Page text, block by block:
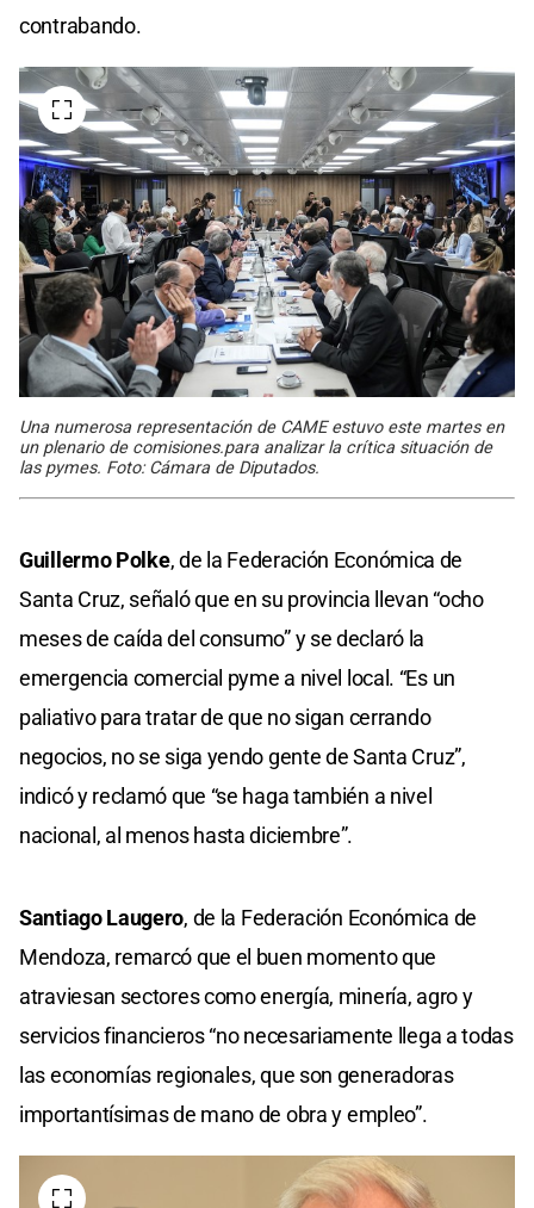
contrabando.
Una numerosa representación de CAME estuvo este martes en
un plenario de comisiones.para analizar la crítica situación de
las pymes. Foto: Cámara de Diputados.
Guillermo Polke, de la Federación Económica de
Santa Cruz, señaló que en su provincia llevan “ocho
meses de caída del consumo” y se declaró la
emergencia comercial pyme a nivel local. “Es un
paliativo para tratar de que no sigan cerrando
negocios, no se siga yendo gente de Santa Cruz”,
indicó y reclamó que “se haga también a nivel
nacional, al menos hasta diciembre”.
Santiago Laugero, de la Federación Económica de
Mendoza, remarcó que el buen momento que
atraviesan sectores como energía, minería, agro y
servicios financieros “no necesariamente llega a todas
las economías regionales, que son generadoras
importantísimas de mano de obra y empleo”.